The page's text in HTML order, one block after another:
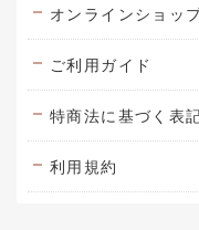
オンラインショッ
ご利用ガイド
特商法に基づく表
利用規約